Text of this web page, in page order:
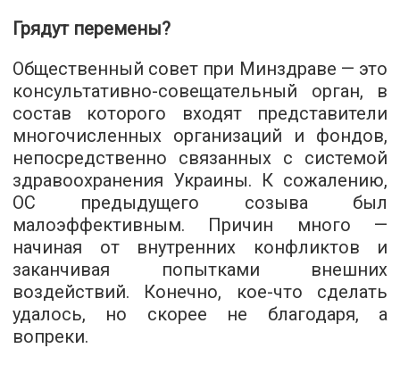
Грядут перемены?
Общественный совет при Минздраве — это
консультативно-совещательный орган, в
состав которого входят представители
многочисленных организаций и фондов,
непосредственно связанных с системой
здравоохранения Украины. К сожалению,
ОС предыдущего созыва был
малоэффективным. Причин много —
начиная от внутренних конфликтов и
заканчивая попытками внешних
воздействий. Конечно, кое-что сделать
удалось, но скорее не благодаря, а
вопреки.